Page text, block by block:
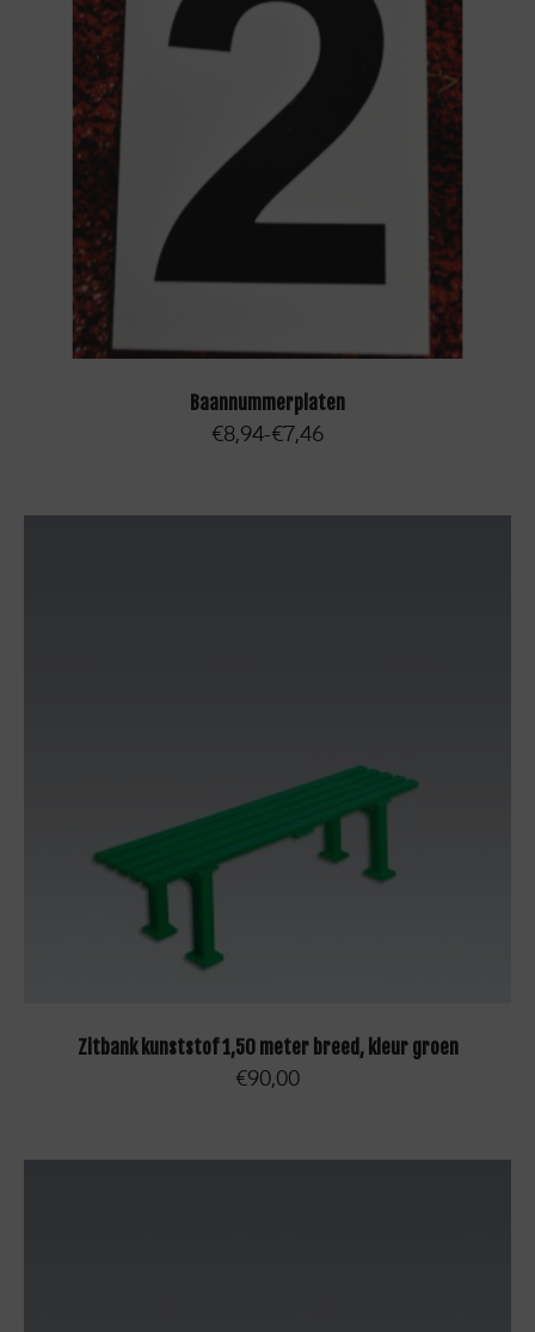
OPTIES SELECTEREN
Baannummerplaten
€7,46
-
€8,94
TOEVOEGEN AAN WINKELWAGEN
Zitbank kunststof 1,50 meter breed, kleur groen
€90,00